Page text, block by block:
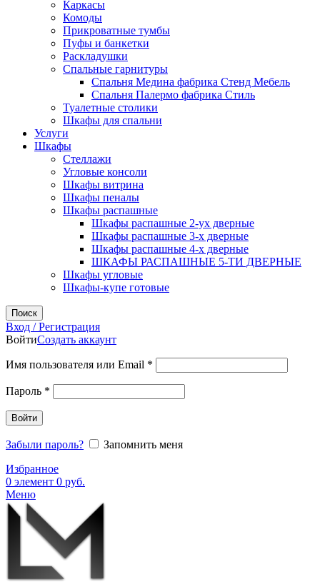
Каркасы
Комоды
Прикроватные тумбы
Пуфы и банкетки
Раскладушки
Спальные гарнитуры
Спальня Медина фабрика Стенд Мебель
Спальня Палермо фабрика Стиль
Туалетные столики
Шкафы для спальни
Услуги
Шкафы
Стеллажи
Угловые консоли
Шкафы витрина
Шкафы пеналы
Шкафы распашные
Шкафы распашные 2-ух дверные
Шкафы распашные 3-х дверные
Шкафы распашные 4-х дверные
ШКАФЫ РАСПАШНЫЕ 5-ТИ ДВЕРНЫЕ
Шкафы угловые
Шкафы-купе готовые
Поиск
Вход / Регистрация
ВойтиСоздать аккаунт
Имя пользователя или Email *
Пароль *
Войти
Забыли пароль?
Запомнить меня
Избранное
0 элемент 0 руб.
Меню